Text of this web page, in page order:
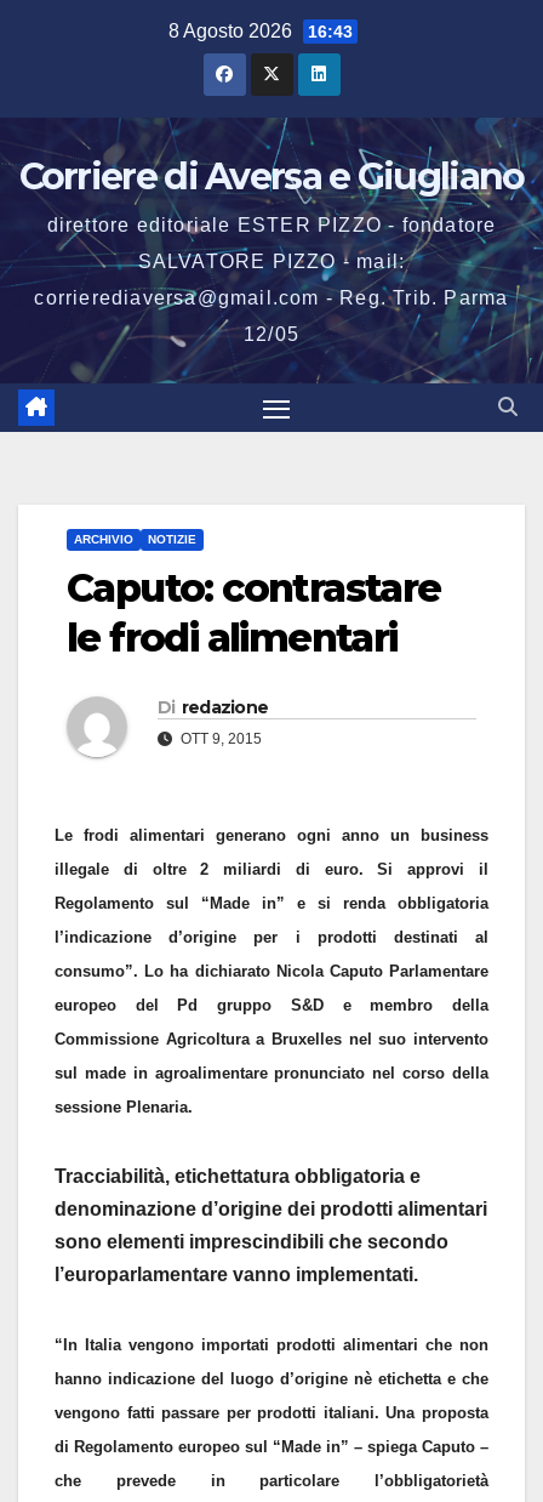
8 Agosto 2026 16:43
Corriere di Aversa e Giugliano
direttore editoriale ESTER PIZZO - fondatore
SALVATORE PIZZO - mail:
corrierediaversa@gmail.com - Reg. Trib. Parma
12/05
ARCHIVIO NOTIZIE
Caputo: contrastare
le frodi alimentari
Di redazione
OTT 9, 2015
Le frodi alimentari generano ogni anno un business
illegale di oltre 2 miliardi di euro. Si approvi il
Regolamento sul “Made in” e si renda obbligatoria
l’indicazione d’origine per i prodotti destinati al
consumo”. Lo ha dichiarato Nicola Caputo Parlamentare
europeo del Pd gruppo S&D e membro della
Commissione Agricoltura a Bruxelles nel suo intervento
sul made in agroalimentare pronunciato nel corso della
sessione Plenaria.
Tracciabilità, etichettatura obbligatoria e
denominazione d’origine dei prodotti alimentari
sono elementi imprescindibili che secondo
l’europarlamentare vanno implementati.
“In Italia vengono importati prodotti alimentari che non
hanno indicazione del luogo d’origine nè etichetta e che
vengono fatti passare per prodotti italiani. Una proposta
di Regolamento europeo sul “Made in” – spiega Caputo –
che prevede in particolare l’obbligatorietà